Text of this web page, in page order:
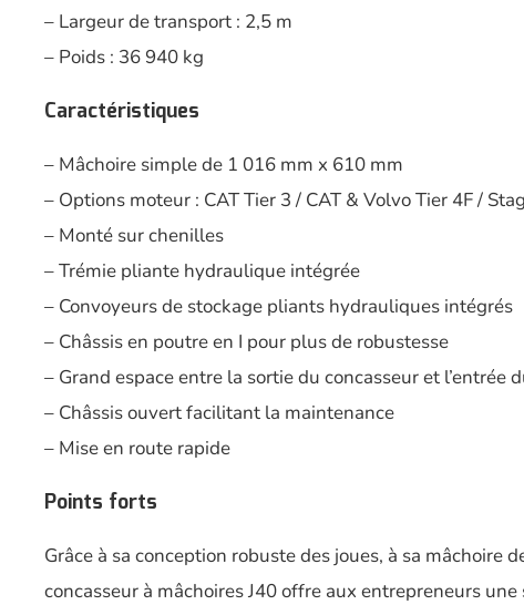
– Largeur de transport : 2,5 m
– Poids : 36 940 kg
Caractéristiques
– Mâchoire simple de 1 016 mm x 610 mm
– Options moteur : CAT Tier 3 / CAT & Volvo Tier 4F /
– Monté sur chenilles
– Trémie pliante hydraulique intégrée
– Convoyeurs de stockage pliants hydrauliques intégrés
– Châssis en poutre en I pour plus de robustesse
– Grand espace entre la sortie du concasseur et l’entrée
– Châssis ouvert facilitant la maintenance
– Mise en route rapide
Points forts
Grâce à sa conception robuste des joues, à sa
concasseur à mâchoires J40 offre aux entrepreneurs